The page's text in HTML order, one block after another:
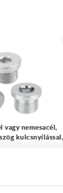
nemesacél
RÉSZLETEK